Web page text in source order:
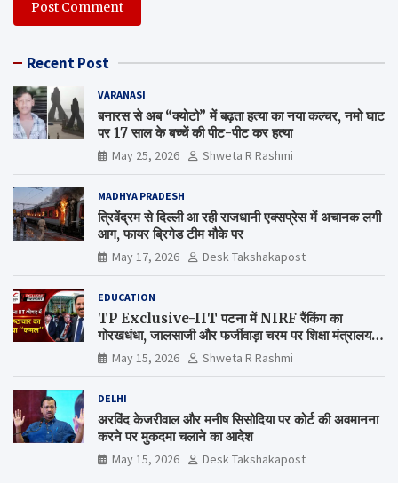
Recent Post
VARANASI
बनारस से अब “क्योटो” में बढ़ता हत्या का नया कल्चर, नमो घाट
पर 17 साल के बच्चें की पीट-पीट कर हत्या
May 25, 2026 Shweta R Rashmi
MADHYA PRADESH
त्रिवेंद्रम से दिल्ली आ रही राजधानी एक्सप्रेस में अचानक लगी
आग, फायर ब्रिगेड टीम मौके पर
May 17, 2026 Desk Takshakapost
EDUCATION
TP Exclusive-IIT पटना में NIRF रैंकिंग का
गोरखधंधा, जालसाजी और फर्जीवाड़ा चरम पर शिक्षा मंत्रालय
कब जागेगा ?
May 15, 2026 Shweta R Rashmi
DELHI
अरविंद केजरीवाल और मनीष सिसोदिया पर कोर्ट की अवमानना
करने पर मुकदमा चलाने का आदेश
May 15, 2026 Desk Takshakapost